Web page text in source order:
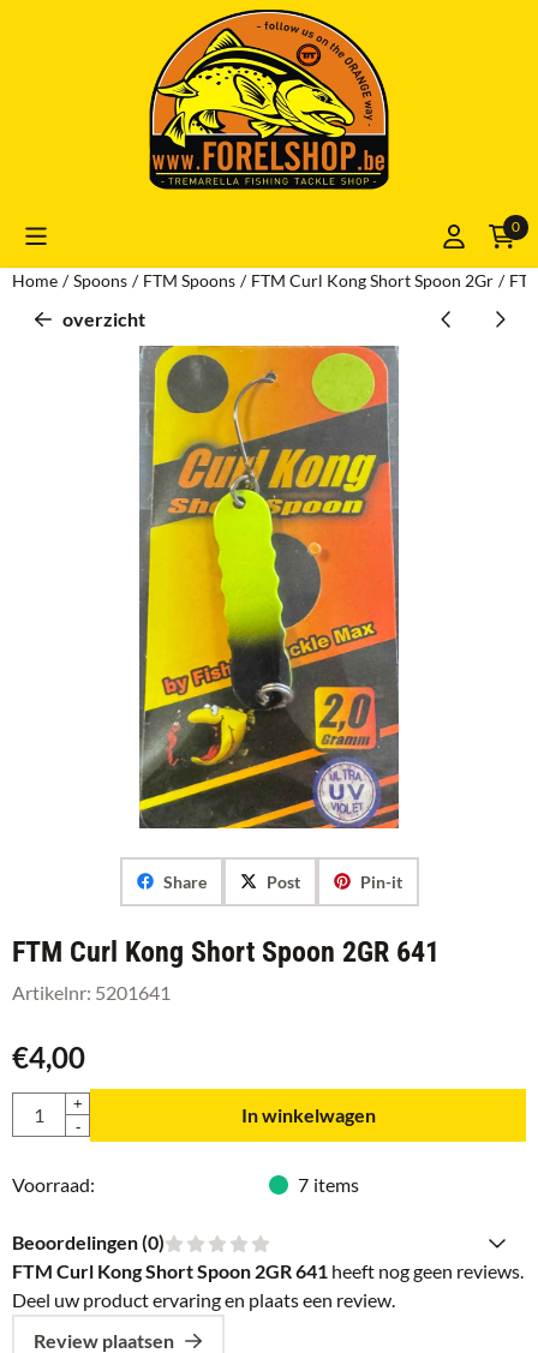
Cookievoorkeuren zijn momenteel gesloten.
0
Home / Spoons / FTM Spoons / FTM Curl Kong Short Spoon 2Gr /
overzicht
Share Post Pin-it
FTM Curl Kong Short Spoon 2GR 641
Artikelnr: 5201641
€4,00
Aantal
+
-
In winkelwagen
Voorraad: 7 items
Beoordelingen (0)
FTM Curl Kong Short Spoon 2GR 641 heeft nog geen reviews.
Deel uw product ervaring en plaats een review.
Review plaatsen